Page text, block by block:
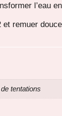
l’eau
remuer
tentations